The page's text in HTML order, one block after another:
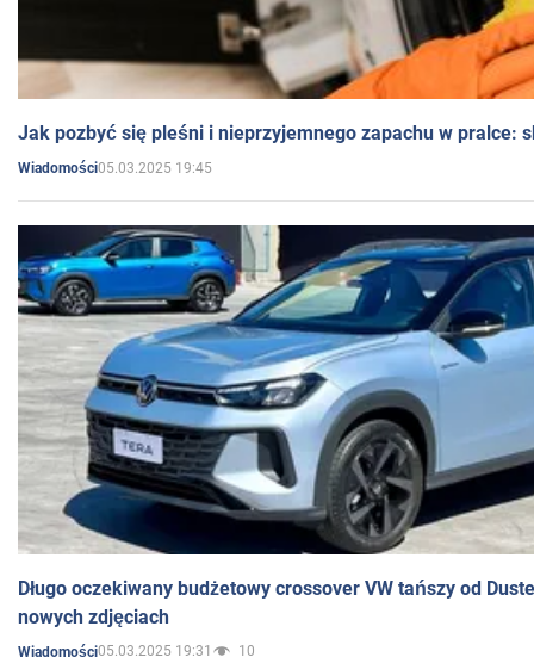
Jak pozbyć się pleśni i nieprzyjemnego zapachu w pralce:
Wiadomości05.03.2025 19:45
Długo oczekiwany budżetowy crossover VW tańszy od
nowych zdjęciach
Wiadomości05.03.2025 19:31 10